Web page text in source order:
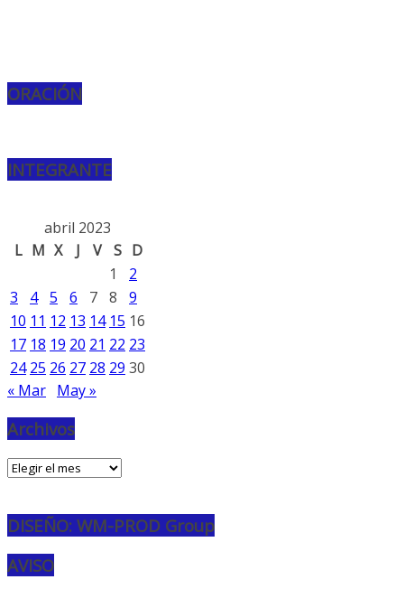
ORACIÓN
INTEGRANTE
abril 2023
L M X J V S D
1
2
3
4 5 6 7 8
9
10 11 12 13 14 15 16
17 18 19 20 21 22 23
24 25 26 27 28 29 30
« Mar May »
Archivos
Archivos
DISEÑO: WM-PROD Group
AVISO